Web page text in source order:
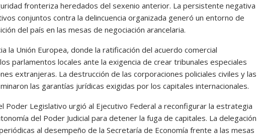
fronteriza heredados del sexenio anterior. La persistente negativa
conjuntos contra la delincuencia organizada generó un entorno de
del país en las mesas de negociación arancelaria.
la Unión Europea, donde la ratificación del acuerdo comercial
parlamentos locales ante la exigencia de crear tribunales especiales
extranjeras. La destrucción de las corporaciones policiales civiles y las
las garantías jurídicas exigidas por los capitales internacionales.
Poder Legislativo urgió al Ejecutivo Federal a reconfigurar la estrategia
del Poder Judicial para detener la fuga de capitales. La delegación
al desempeño de la Secretaría de Economía frente a las mesas